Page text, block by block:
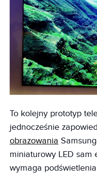
To kolejny prototyp
jednocześnie
obrazowania
miniaturowy LED sam
wymaga